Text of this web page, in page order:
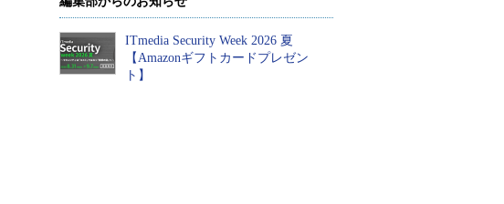
ITmedia Security Week 2026 夏
【Amazonギフトカードプレゼン
ト】